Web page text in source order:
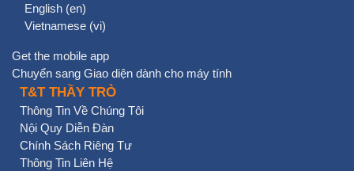
English ‎(en)‎
Vietnamese ‎(vi)‎
Get the mobile app
Chuyển sang Giao diện dành cho máy tính
T&T THẦY TRÒ
Thông Tin Về Chúng Tôi
Nội Quy Diễn Đàn
Chính Sách Riêng Tư
Thông Tin Liên Hệ